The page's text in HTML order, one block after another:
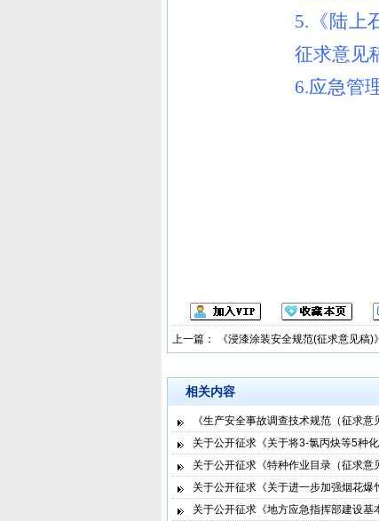
5.《陆上
征求意见
6.应急管
上一篇： 《浸漆涂装安全规范(征求意见稿)
相关内容
《生产安全事故调查技术规范（征求
关于公开征求《关于将3-氯丙炔等5种
关于公开征求《特种作业目录（征求意
关于公开征求《关于进一步加强烟花爆
关于公开征求《地方应急指挥部建设基